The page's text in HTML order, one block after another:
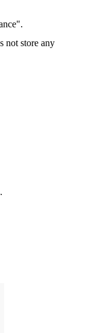
not store any